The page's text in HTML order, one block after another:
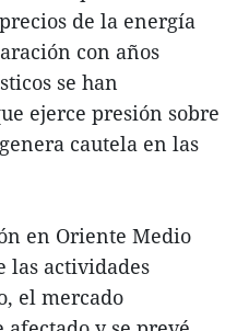
de la energía
con años
se han
ejerce presión sobre
cautela en las
en Oriente Medio
las actividades
el mercado